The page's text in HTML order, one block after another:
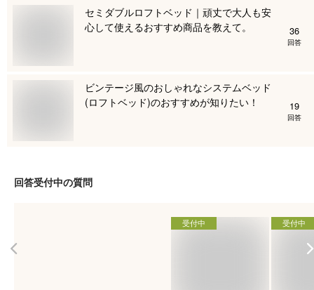
セミダブルロフトベッド｜頑丈で大人も安
心して使えるおすすめ商品を教えて。
36
回答
ビンテージ風のおしゃれなシステムベッド
(ロフトベッド)のおすすめが知りたい！
19
回答
回答受付中の質問
受付中 受付中